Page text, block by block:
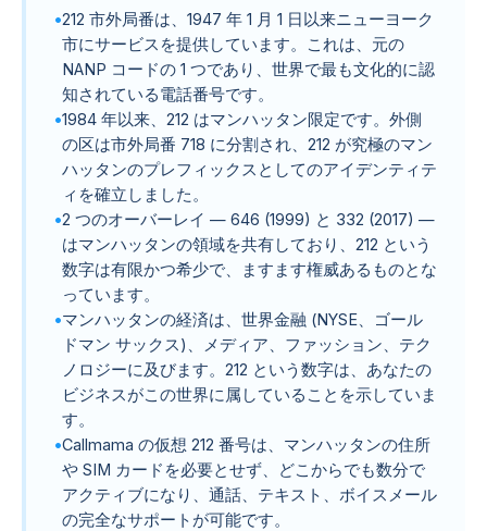
212 市外局番は、1947 年 1 月 1 日以来ニューヨーク
市にサービスを提供しています。これは、元の
NANP コードの 1 つであり、世界で最も文化的に認
知されている電話番号です。
1984 年以来、212 はマンハッタン限定です。外側
の区は市外局番 718 に分割され、212 が究極のマン
ハッタンのプレフィックスとしてのアイデンティテ
ィを確立しました。
2 つのオーバーレイ — 646 (1999) と 332 (2017) —
はマ​​ンハッタンの領域を共有しており、212 という
数字は有限かつ希少で、ますます権威あるものとな
っています。
マンハッタンの経済は、世界金融 (NYSE、ゴール
ドマン サックス)、メディア、ファッション、テク
ノロジーに及びます。212 という数字は、あなたの
ビジネスがこの世界に属していることを示していま
す。
Callmama の仮想 212 番号は、マンハッタンの住所
や SIM カードを必要とせず、どこからでも数分で
アクティブになり、通話、テキスト、ボイスメール
の完全なサポートが可能です。